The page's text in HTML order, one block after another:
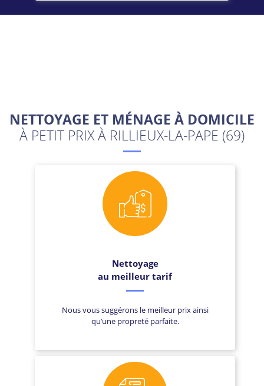
NETTOYAGE ET MÉNAGE À DOMICILE
À PETIT PRIX À RILLIEUX-LA-PAPE (69)
Nettoyage
au meilleur tarif
Nous vous suggérons le meilleur prix ainsi
qu’une propreté parfaite.